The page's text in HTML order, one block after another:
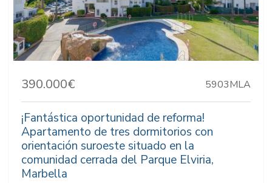
390.000€ 5903MLA
¡Fantástica oportunidad de reforma!
Apartamento de tres dormitorios con
orientación suroeste situado en la
comunidad cerrada del Parque Elviria,
Marbella